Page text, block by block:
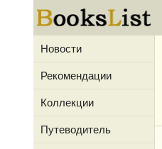
Новости
Рекомендации
Коллекции
Путеводитель